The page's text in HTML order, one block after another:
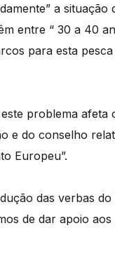
a situação
entre “ 30 a 40
para esta
problema
e do conselho
Europeu”.
das verbas
de dar apoio